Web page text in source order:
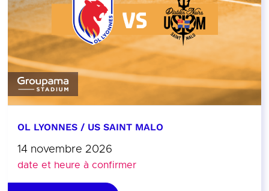
OL LYONNES / US SAINT MALO
14 novembre 2026
date et heure à confirmer